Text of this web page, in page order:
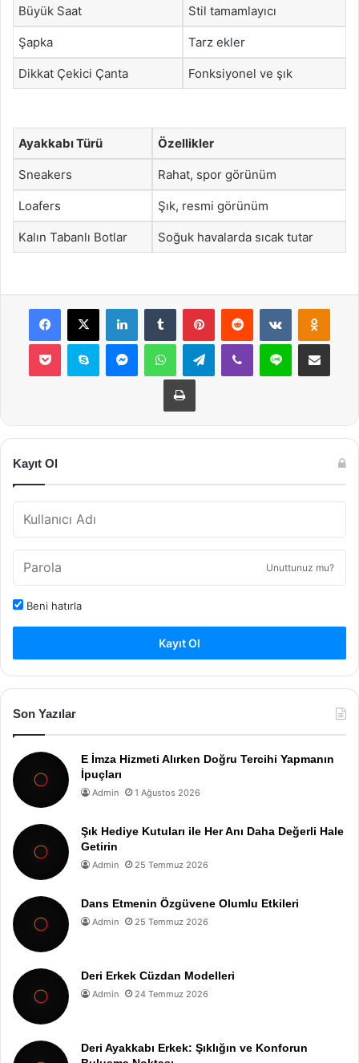
Büyük Saat Stil tamamlayıcı
Şapka Tarz ekler
Dikkat Çekici Çanta Fonksiyonel ve şık
Ayakkabı Türü Özellikler
Sneakers Rahat, spor görünüm
Loafers Şık, resmi görünüm
Kalın Tabanlı Botlar Soğuk havalarda sıcak tutar
Facebook
X LinkedInTumblr PinterestReddit VKontakte
Pocket Skype MessengerWhatsAppTelegramViber Line E-Posta ile
Yazdır
Kayıt Ol
Unuttunuz mu?
Beni hatırla
Kayıt Ol
Son Yazılar
E İmza Hizmeti Alırken Doğru Tercihi Yapmanın
İpuçları
Admin 1 Ağustos 2026
Şık Hediye Kutuları ile Her Anı Daha Değerli Hale
Getirin
Admin 25 Temmuz 2026
Dans Etmenin Özgüvene Olumlu Etkileri
Admin 25 Temmuz 2026
Deri Erkek Cüzdan Modelleri
Admin 24 Temmuz 2026
Deri Ayakkabı Erkek: Şıklığın ve Konforun